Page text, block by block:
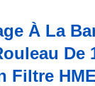
À La
De
Filtre